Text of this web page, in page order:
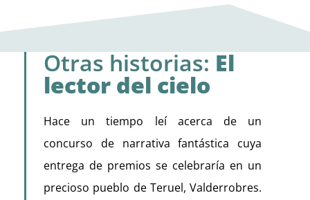
Otras historias: El
lector del cielo
Hace un tiempo leí acerca de un
concurso de narrativa fantástica cuya
entrega de premios se celebraría en un
precioso pueblo de Teruel, Valderrobres.